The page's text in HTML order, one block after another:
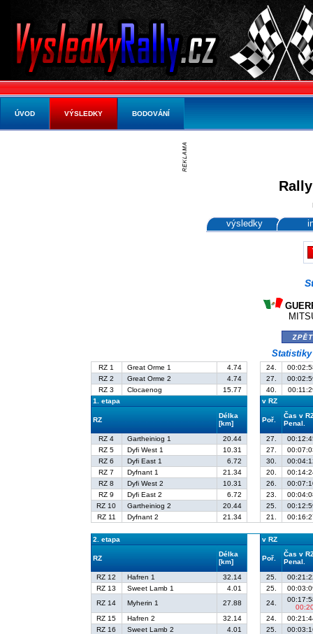
výsledky
RZ 1 Great Orme 1 4.74 24.
RZ 2
Great Orme 2 4.74 27.
RZ 3
Clocaenog 15.77 40.
1. etapa
v RZ
RZ
Délka
[km]
Poř.
Čas v
Penal.
RZ 4
Gartheiniog 1 20.44 27.
RZ 5
Dyfi West 1 10.31 27.
RZ 6
Dyfi East 1 6.72 30.
RZ 7
Dyfnant 1 21.34 20.
RZ 8
Dyfi West 2 10.31 26.
RZ 9
Dyfi East 2 6.72 23.
RZ 10
Gartheiniog 2 20.44 25.
RZ 11
Dyfnant 2 21.34 21.
2. etapa v RZ
RZ
Délka
[km]
Poř.
Čas v
Penal.
RZ 12
Hafren 1 32.14 25.
RZ 13
Sweet Lamb 1 4.01 25.
RZ 14
Myherin 1 27.88 24.
RZ 15
Hafren 2 32.14 24.
RZ 16
Sweet Lamb 2 4.01 25.
ÚVOD VÝSLEDKY BODOVÁNÍ